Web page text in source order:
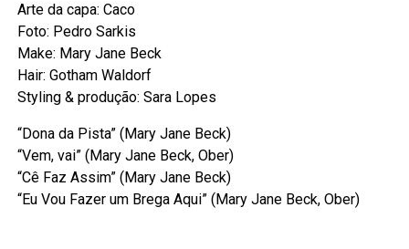
Arte da capa: Caco
Foto: Pedro Sarkis
Make: Mary Jane Beck
Hair: Gotham Waldorf
Styling & produção: Sara Lopes
“Dona da Pista” (Mary Jane Beck)
“Vem, vai” (Mary Jane Beck, Ober)
“Cê Faz Assim” (Mary Jane Beck)
“Eu Vou Fazer um Brega Aqui” (Mary Jane Beck, Ober)